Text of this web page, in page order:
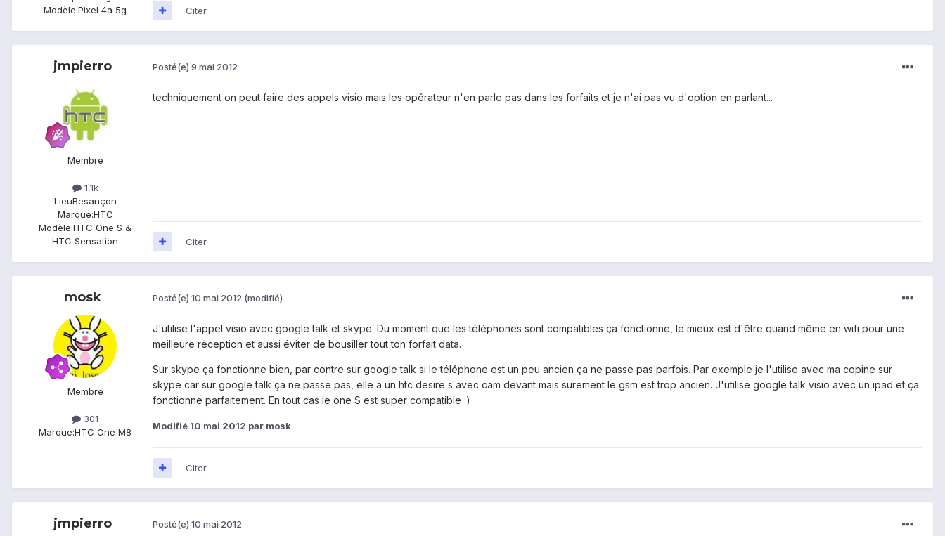
Modèle:Pixel 4a 5g Citer
jmpierro
Membre
1,1k
LieuBesançon
Marque:HTC
Modèle:HTC One S &
HTC Sensation
Posté(e) 9 mai 2012
techniquement on peut faire des appels visio mais les opérateur n'en parle pas dans les forfaits et je n'ai pas vu d'option en parlant...
Citer
mosk
Membre
301
Marque:HTC One M8
Posté(e) 10 mai 2012 (modifié)
J'utilise l'appel visio avec google talk et skype. Du moment que les téléphones sont compatibles ça fonctionne, le mieux est d'être quand même en wifi pour une
meilleure réception et aussi éviter de bousiller tout ton forfait data.
Sur skype ça fonctionne bien, par contre sur google talk si le téléphone est un peu ancien ça ne passe pas parfois. Par exemple je l'utilise avec ma copine sur
skype car sur google talk ça ne passe pas, elle a un htc desire s avec cam devant mais surement le gsm est trop ancien. J'utilise google talk visio avec un ipad et ça
fonctionne parfaitement. En tout cas le one S est super compatible :)
Modifié 10 mai 2012 par mosk
Citer
jmpierro Posté(e) 10 mai 2012